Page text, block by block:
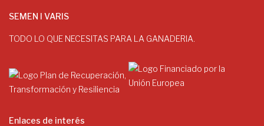
SEMEN I VARIS
TODO LO QUE NECESITAS PARA LA GANADERIA.
Enlaces de interés